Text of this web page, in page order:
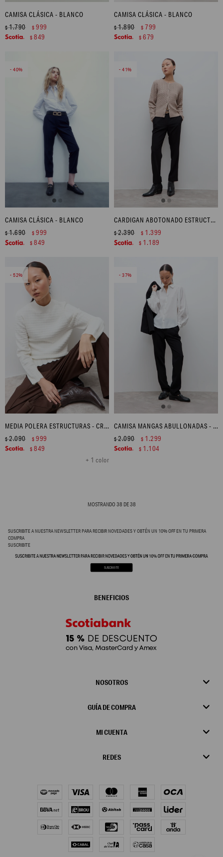
CAMISA CLÁSICA - BLANCO
$1.790 $ 999
$ 849
CAMISA CLÁSICA - BLANCO
$1.890 $ 799
$ 679
40
CAMISA CLÁSICA - BLANCO
$1.690 $ 999
$ 849
41
CARDIGAN ABOTONADO ESTRUCTURAS - TOSTADO MELANGE
$2.390 $ 1.399
$ 1.189
52
MEDIA POLERA ESTRUCTURAS - CRUDO
+ 1 color
$2.090 $ 999
$ 849
37
CAMISA MANGAS ABULLONADAS - BLANCO
$2.090 $ 1.299
$ 1.104
MOSTRANDO 38 DE38
SUSCRIBITE A NUESTRA NEWSLETTER PARA RECIBIR NOVEDADES Y OBTÉN UN 10% OFF EN TU PRIMERA
COMPRA
SUSCRIBITE
NOSOTROS
GUÍA DE COMPRA
MI CUENTA
REDES
BENEFICIOS